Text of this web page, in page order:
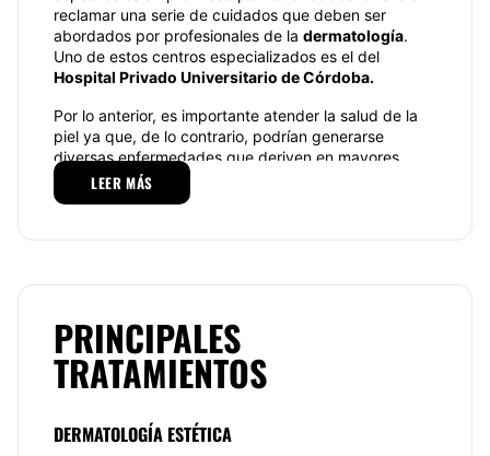
reclamar una serie de cuidados que deben ser
abordados por profesionales de la dermatología.
Uno de estos centros especializados es el del
Hospital Privado Universitario de Córdoba.
Por lo anterior, es importante atender la salud de la
piel ya que, de lo contrario, podrían generarse
diversas enfermedades que deriven en mayores
complicaciones. Sin embargo. Con base en ese
principio, el
Hospital Privado Universitario de
personalizados y pensados a partir de las
necesidades que cada persona manifieste durante
una primera consulta exploratoria.
Aunque el grueso de servicios ofrecidos por esta
LEER MÁS
PRINCIPALES
TRATAMIENTOS
DERMATOLOGÍA ESTÉTICA